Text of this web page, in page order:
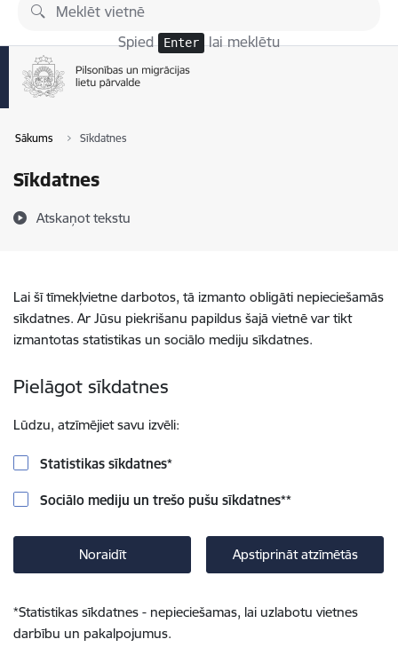
Pāriet uz lapas saturu
Spied Enter lai meklētu
Sākums Sīkdatnes
Sīkdatnes
Atskaņot tekstu
Lai šī tīmekļvietne darbotos, tā izmanto obligāti nepieciešamās
sīkdatnes. Ar Jūsu piekrišanu papildus šajā vietnē var tikt
izmantotas statistikas un sociālo mediju sīkdatnes.
Pielāgot sīkdatnes
Lūdzu, atzīmējiet savu izvēli:
Statistikas sīkdatnes*
Sociālo mediju un trešo pušu sīkdatnes**
Noraidīt Apstiprināt atzīmētās
*Statistikas sīkdatnes - nepieciešamas, lai uzlabotu vietnes
darbību un pakalpojumus.